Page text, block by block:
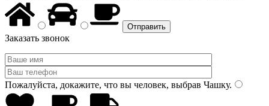
Заказать звонок
Пожалуйста, докажите, что вы человек, выбрав Чашку.